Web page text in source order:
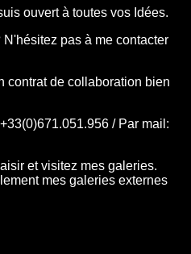
ouvert à toutes vos Idées.
pas à me contacter
contrat de collaboration bien
/ Par mail:
et visitez mes galeries.
mes galeries externes